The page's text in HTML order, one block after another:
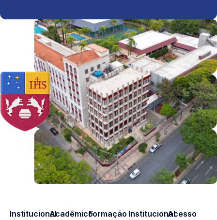
InstitucionalAcadêmicoFormação InstitucionalAcesso